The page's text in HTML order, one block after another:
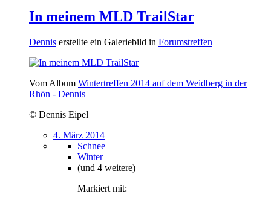
In meinem MLD TrailStar
Dennis erstellte ein Galeriebild in Forumstreffen
Vom Album Wintertreffen 2014 auf dem Weidberg in der
Rhön - Dennis
© Dennis Eipel
4. März 2014
Schnee
Winter
(und 4 weitere)
Markiert mit: